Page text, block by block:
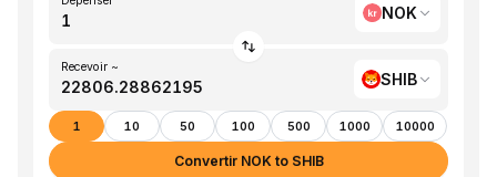
NOK
Recevoir ~
SHIB
1 10 50 100 500 1000 10000
Convertir NOK to SHIB